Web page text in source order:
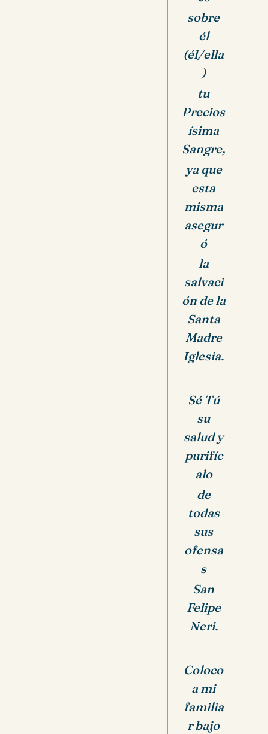
sobre
él
(él/ella
)
tu
Precios
ísima
Sangre,
ya que
esta
misma
asegur
ó
la
salvaci
ón de la
Santa
Madre
Iglesia.
Sé Tú
su
salud y
purifíc
alo
de
todas
sus
ofensa
s
San
Felipe
Neri.
Coloco
a mi
familia
r bajo